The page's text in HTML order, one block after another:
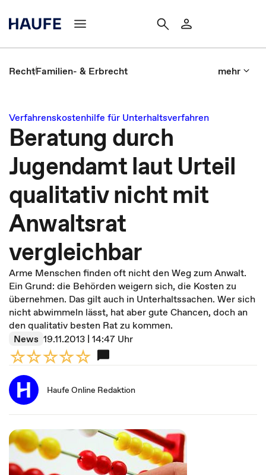
RechtFamilien- & Erbrecht mehr
Verfahrenskostenhilfe für Unterhaltsverfahren
Beratung durch
Jugendamt laut Urteil
qualitativ nicht mit
Anwaltsrat
vergleichbar
Arme Menschen finden oft nicht den Weg zum Anwalt.
Ein Grund: die Behörden weigern sich, die Kosten zu
übernehmen. Das gilt auch in Unterhaltssachen. Wer sich
nicht abwimmeln lässt, hat aber gute Chancen, doch an
den qualitativ besten Rat zu kommen.
News 19.11.2013 | 14:47 Uhr
Haufe Online Redaktion